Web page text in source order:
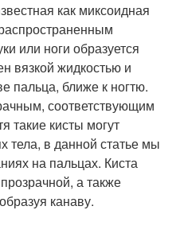
как миксоидная
или ноги образуется
вязкой жидкостью и
пальца, ближе к ногтю.
соответствующим
такие кисты могут
тела, в данной статье мы
на пальцах. Киста
а также
канаву.